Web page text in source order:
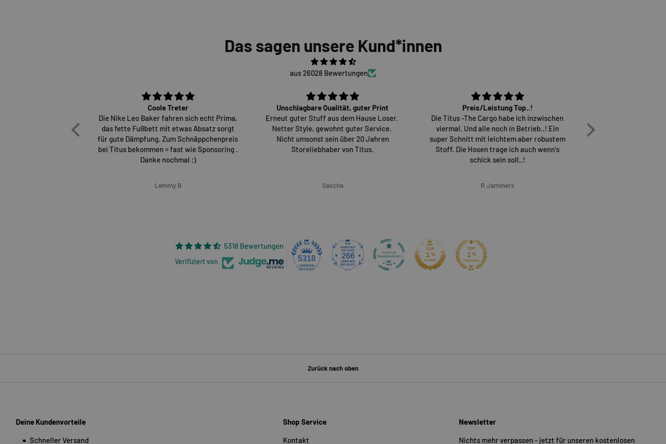
Das sagen unsere Kund*innen
aus 26028 Bewertungen
Coole Treter
Die Nike Leo Baker fahren sich echt Prima,
das fette Fußbett mit etwas Absatz sorgt
für gute Dämpfung. Zum Schnäppchenpreis
bei Titus bekommen = fast wie Sponsoring .
Danke nochmal ;)
Lemmy B
Unschlagbare Qualität, guter Print
Erneut guter Stuff aus dem Hause Loser.
Netter Style, gewohnt guter Service.
Nicht umsonst sein über 20 Jahren
Storeliebhaber von Titus.
Sascha
Preis/Leistung Top..!
Die Titus -The Cargo habe ich inzwischen
viermal. Und alle noch in Betrieb..! Ein
super Schnitt mit leichtem aber robustem
Stoff. Die Hosen trage ich auch wenn's
schick sein soll..!
R.Jammers
5318 Bewertungen
Verifiziert von 5318 266
Zurück nach oben
Deine Kundenvorteile
Schneller Versand
Shop Service
Kontakt
Newsletter
Nichts mehr verpassen - jetzt für unseren kostenlosen